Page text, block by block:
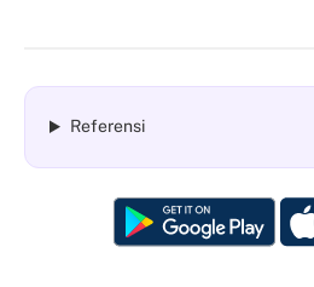
Referensi